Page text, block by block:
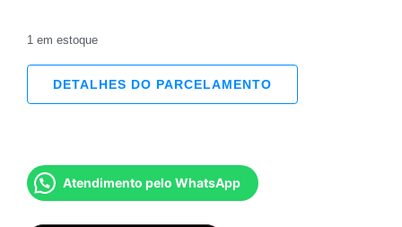
1 em estoque
DETALHES DO PARCELAMENTO
Atendimento pelo WhatsApp